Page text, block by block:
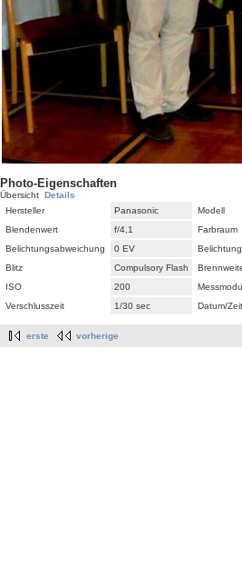
Photo-Eigenschaften
Übersicht Details
Hersteller
Panasonic
Modell
Blendenwert
f/4,1
Farbraum
Belichtungsabweichung
0 EV
Blitz
Compulsory Flash
ISO
200
Verschlusszeit
1/30 sec Datum/Zeit
erste vorherige